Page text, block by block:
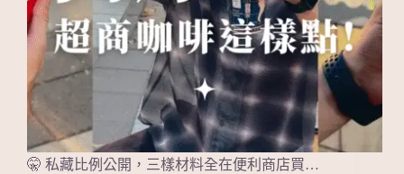
🤫 私藏比例公開，三樣材料全在便利商店買…